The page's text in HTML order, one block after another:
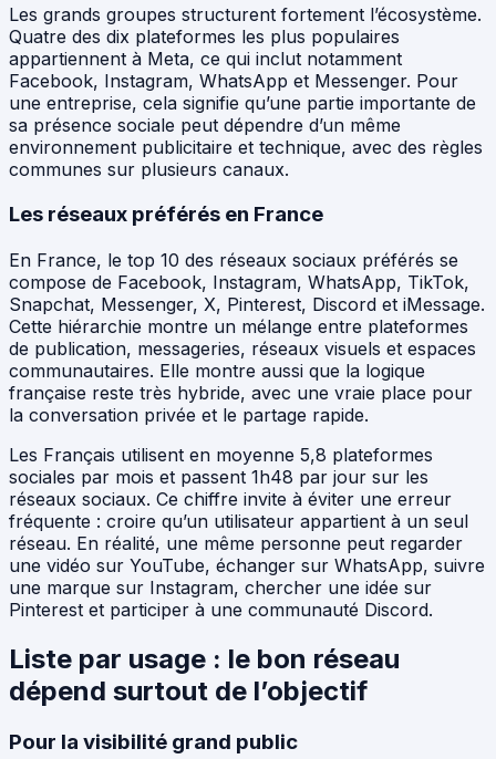
Les grands groupes structurent fortement l’écosystème.
Quatre des dix plateformes les plus populaires
appartiennent à Meta, ce qui inclut notamment
Facebook, Instagram, WhatsApp et Messenger. Pour
une entreprise, cela signifie qu’une partie importante de
sa présence sociale peut dépendre d’un même
environnement publicitaire et technique, avec des règles
communes sur plusieurs canaux.
Les réseaux préférés en France
En France, le top 10 des réseaux sociaux préférés se
compose de Facebook, Instagram, WhatsApp, TikTok,
Snapchat, Messenger, X, Pinterest, Discord et iMessage.
Cette hiérarchie montre un mélange entre plateformes
de publication, messageries, réseaux visuels et espaces
communautaires. Elle montre aussi que la logique
française reste très hybride, avec une vraie place pour
la conversation privée et le partage rapide.
Les Français utilisent en moyenne 5,8 plateformes
sociales par mois et passent 1h48 par jour sur les
réseaux sociaux. Ce chiffre invite à éviter une erreur
fréquente : croire qu’un utilisateur appartient à un seul
réseau. En réalité, une même personne peut regarder
une vidéo sur YouTube, échanger sur WhatsApp, suivre
une marque sur Instagram, chercher une idée sur
Pinterest et participer à une communauté Discord.
Liste par usage : le bon réseau
dépend surtout de l’objectif
Pour la visibilité grand public